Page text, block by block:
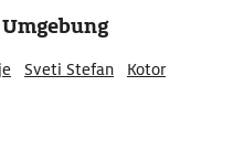
Sveti Stefan
Kotor